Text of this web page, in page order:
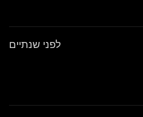
לפני שנתיים